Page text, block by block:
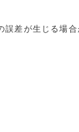
差が生じる場